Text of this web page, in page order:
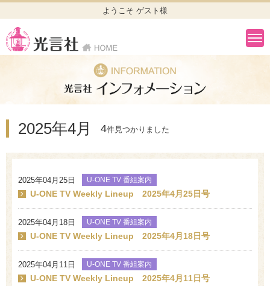
ようこそ ゲスト様
2025年4月 4件見つかりました
2025年04月25日 U-ONE TV 番組案内
U-ONE TV Weekly Lineup 2025年4月25日号
2025年04月18日 U-ONE TV 番組案内
U-ONE TV Weekly Lineup 2025年4月18日号
2025年04月11日 U-ONE TV 番組案内
U-ONE TV Weekly Lineup 2025年4月11日号